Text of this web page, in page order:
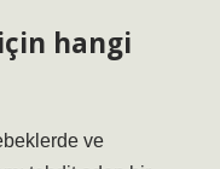
hangi
ve